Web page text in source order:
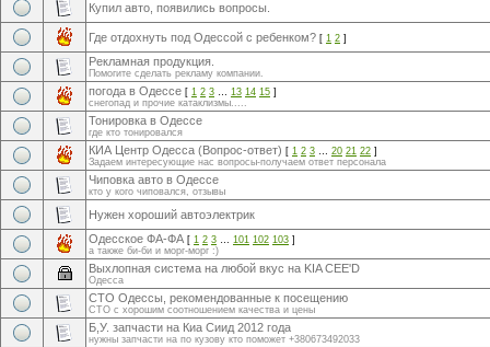
Купил авто, появились вопросы.
Где отдохнуть под Одессой с ребенком? [ 1 2 ]
Рекламная продукция.
Помогите сделать рекламу компании.
погода в Одессе [ 1 2 3 … 13 14 15 ]
снегопад и прочие катаклизмы.....
Тонировка в Одессе
где кто тонировался
КИА Центр Одесса (Вопрос-ответ) [ 1 2 3 … 20 21 22 ]
Задаем интересующие нас вопросы-получаем ответ персонала
Чиповка авто в Одессе
кто у кого чиповался, отзывы
Нужен хороший автоэлектрик
Одесское ФА-ФА [ 1 2 3 … 101 102 103 ]
а также би-би и морг-морг :)
Выхлопная система на любой вкус на KIA CEE'D
Одесса
СТО Одессы, рекомендованные к посещению
СТО с хорошим соотношением качества и цены
Б,У. запчасти на Киа Сиид 2012 года
нужны запчасти на по кузову кто поможет +380673492033